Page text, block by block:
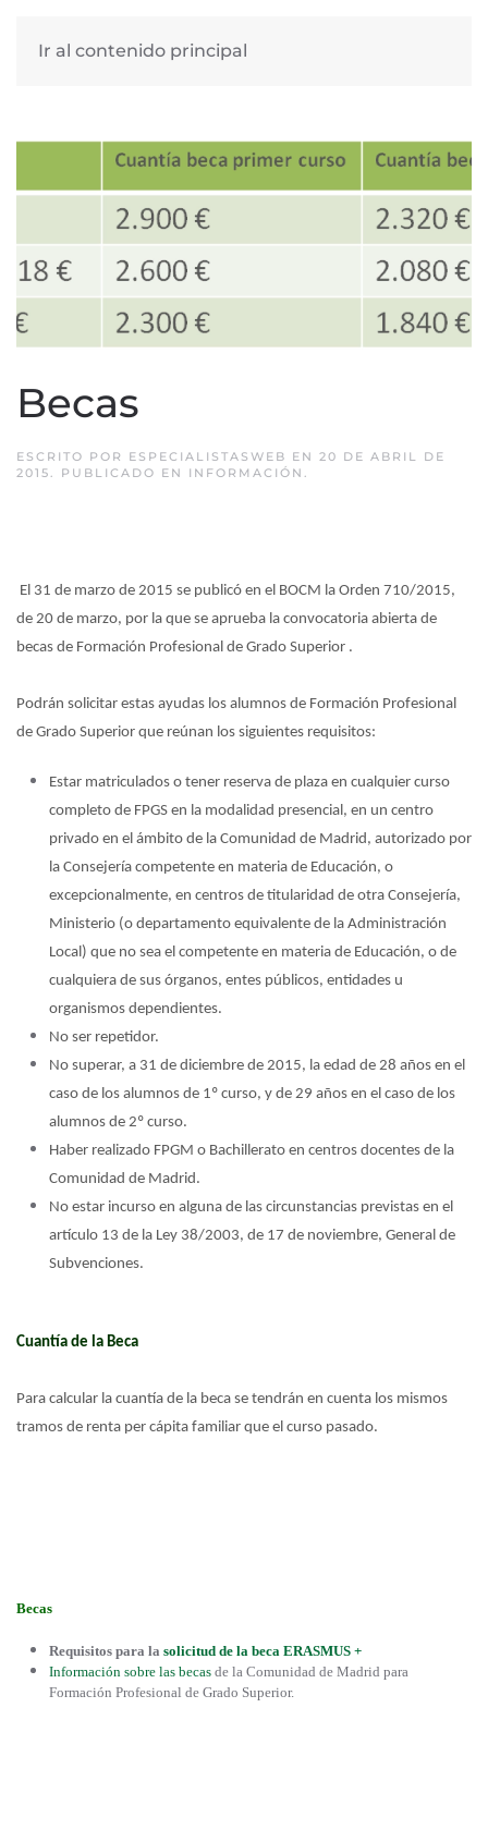
Ir al contenido principal
Becas
ESCRITO POR ESPECIALISTASWEB EN 20 DE ABRIL DE
2015. PUBLICADO EN INFORMACIÓN .
El 31 de marzo de 2015 se publicó en el BOCM la Orden 710/2015,
de 20 de marzo, por la que se aprueba la convocatoria abierta de
becas de Formación Profesional de Grado Superior .
Podrán solicitar estas ayudas los alumnos de Formación Profesional
de Grado Superior que reúnan los siguientes requisitos:
Estar matriculados o tener reserva de plaza en cualquier curso
completo de FPGS en la modalidad presencial, en un centro
privado en el ámbito de la Comunidad de Madrid, autorizado por
la Consejería competente en materia de Educación, o
excepcionalmente, en centros de titularidad de otra Consejería,
Ministerio (o departamento equivalente de la Administración
Local) que no sea el competente en materia de Educación, o de
cualquiera de sus órganos, entes públicos, entidades u
organismos dependientes.
No ser repetidor.
No superar, a 31 de diciembre de 2015, la edad de 28 años en el
caso de los alumnos de 1º curso, y de 29 años en el caso de los
alumnos de 2º curso.
Haber realizado FPGM o Bachillerato en centros docentes de la
Comunidad de Madrid.
No estar incurso en alguna de las circunstancias previstas en el
artículo 13 de la Ley 38/2003, de 17 de noviembre, General de
Subvenciones.
Cuantía de la Beca
Para calcular la cuantía de la beca se tendrán en cuenta los mismos
tramos de renta per cápita familiar que el curso pasado.
Becas
Requisitos para la solicitud de la beca ERASMUS +
Información sobre las becas de la Comunidad de Madrid para
Formación Profesional de Grado Superior.